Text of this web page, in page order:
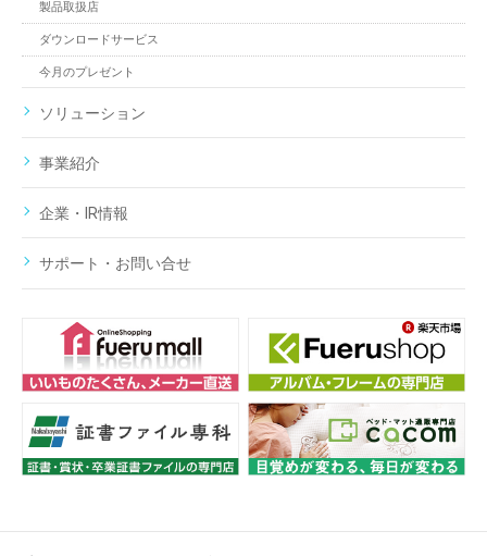
製品取扱店
ダウンロードサービス
今月のプレゼント
ソリューション
事業紹介
企業・IR情報
サポート・お問い合せ